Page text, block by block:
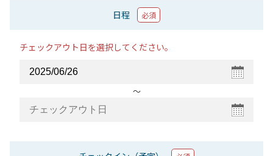
日程 必須
チェックアウト日を選択してください。
〜